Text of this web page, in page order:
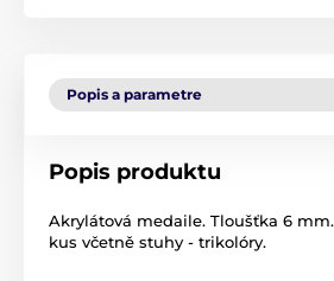
Popis a parametre
Popis produktu
Akrylátová medaile. Tloušťka 6
kus včetně stuhy - trikolóry.